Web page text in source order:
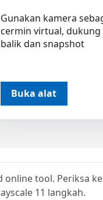
Gunakan kamera
cermin virtual,
balik dan snapshot
Buka alat
online tool. Periksa
11 langkah.